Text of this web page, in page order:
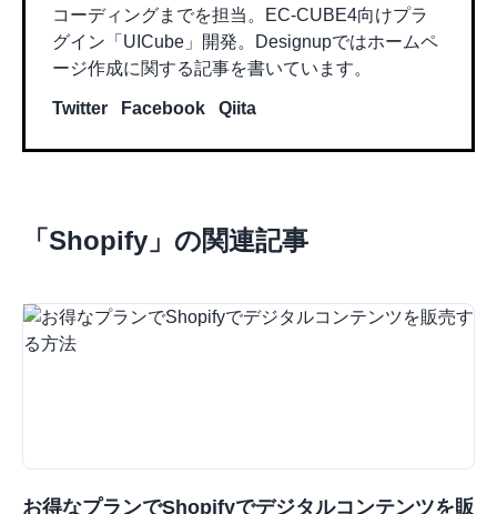
コーディングまでを担当。EC-CUBE4向けプラ
グイン「UICube」開発。Designupではホームペ
ージ作成に関する記事を書いています。
Twitter Facebook Qiita
「 Shopify 」の関連記事
お得なプランでShopifyでデジタルコンテンツを販